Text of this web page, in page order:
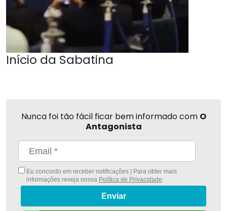
Início da Sabatina
Nunca foi tão fácil ficar bem informado com O
Antagonista
Eu concordo em receber notificações | Para obter mais
informações reveja nossa Política de Privacidade.
Enviar